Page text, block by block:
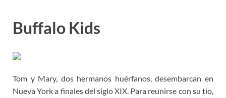
Buffalo Kids
Tom y Mary, dos hermanos huérfanos, desembarcan en
Nueva York a finales del siglo XIX. Para reunirse con su tío,